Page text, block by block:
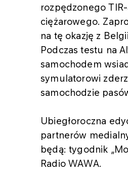
rozpędzonego
ciężarowego.
na tę okazję z
Podczas testu na
samochodem
symulatorowi
samochodzie
Ubiegłoroczna
partnerów
będą: tygodnik
Radio WAWA.